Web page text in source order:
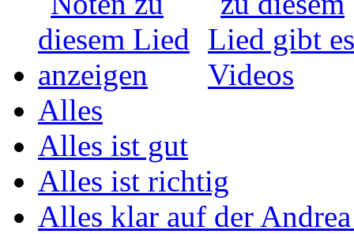
Alles
Alles ist gut
Alles ist richtig
Alles klar auf der